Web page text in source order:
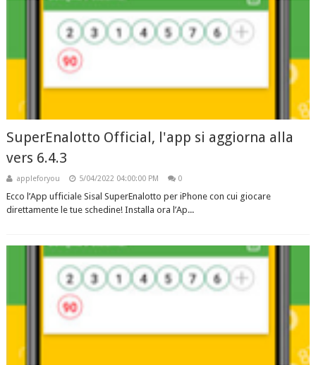
SuperEnalotto Official, l'app si aggiorna alla
vers 6.4.3
appleforyou 5/04/2022 04:00:00 PM 0
Ecco l’App ufficiale Sisal SuperEnalotto per iPhone con cui giocare
direttamente le tue schedine! Installa ora l’Ap...